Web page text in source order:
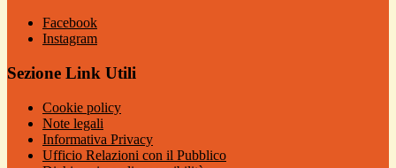
Facebook
Instagram
Sezione Link Utili
Cookie policy
Note legali
Informativa Privacy
Ufficio Relazioni con il Pubblico